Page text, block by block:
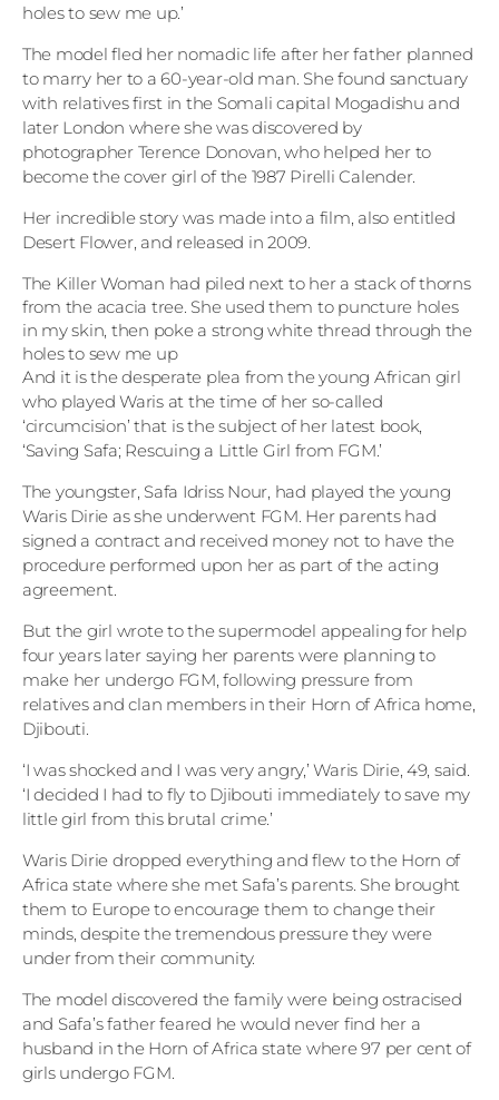
holes to sew me up.’
The model fled her nomadic life after her father planned
to marry her to a 60-year-old man. She found sanctuary
with relatives first in the Somali capital Mogadishu and
later London where she was discovered by
photographer Terence Donovan, who helped her to
become the cover girl of the 1987 Pirelli Calender.
Her incredible story was made into a film, also entitled
Desert Flower, and released in 2009.
The Killer Woman had piled next to her a stack of thorns
from the acacia tree. She used them to puncture holes
in my skin, then poke a strong white thread through the
holes to sew me up
And it is the desperate plea from the young African girl
who played Waris at the time of her so-called
‘circumcision’ that is the subject of her latest book,
‘Saving Safa; Rescuing a Little Girl from FGM.’
The youngster, Safa Idriss Nour, had played the young
Waris Dirie as she underwent FGM. Her parents had
signed a contract and received money not to have the
procedure performed upon her as part of the acting
agreement.
But the girl wrote to the supermodel appealing for help
four years later saying her parents were planning to
make her undergo FGM, following pressure from
relatives and clan members in their Horn of Africa home,
Djibouti.
‘I was shocked and I was very angry,’ Waris Dirie, 49, said.
‘I decided I had to fly to Djibouti immediately to save my
little girl from this brutal crime.’
Waris Dirie dropped everything and flew to the Horn of
Africa state where she met Safa’s parents. She brought
them to Europe to encourage them to change their
minds, despite the tremendous pressure they were
under from their community.
The model discovered the family were being ostracised
and Safa’s father feared he would never find her a
husband in the Horn of Africa state where 97 per cent of
girls undergo FGM.